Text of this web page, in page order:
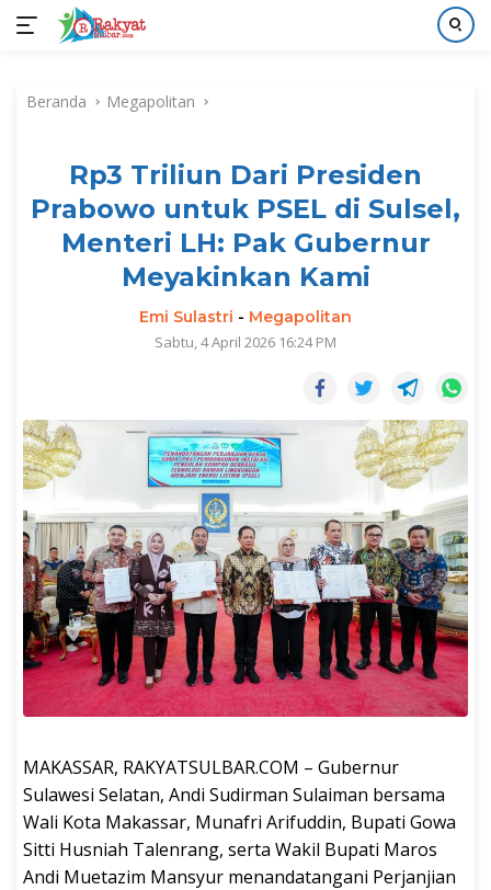
kontenBeranda Megapolitan
Rp3 Triliun Dari Presiden
Prabowo untuk PSEL di Sulsel,
Menteri LH: Pak Gubernur
Meyakinkan Kami
Emi Sulastri - Megapolitan
Sabtu, 4 April 2026 16:24 PM
MAKASSAR, RAKYATSULBAR.COM – Gubernur
Sulawesi Selatan, Andi Sudirman Sulaiman bersama
Wali Kota Makassar, Munafri Arifuddin, Bupati Gowa
Sitti Husniah Talenrang, serta Wakil Bupati Maros
Andi Muetazim Mansyur menandatangani Perjanjian